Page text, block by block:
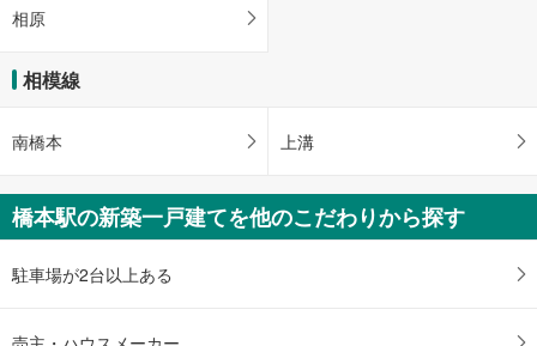
相原
相模線
南橋本 上溝
橋本駅の新築一戸建てを他のこだわりから探す
駐車場が2台以上ある